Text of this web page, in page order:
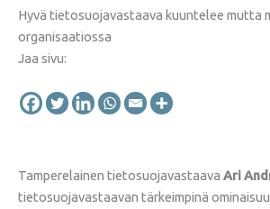
Hyvä tietosuojavastaava kuuntelee mutta
organisaatiossa
Jaa sivu:
Tamperelainen tietosuojavastaava Ari
tietosuojavastaavan tärkeimpinä